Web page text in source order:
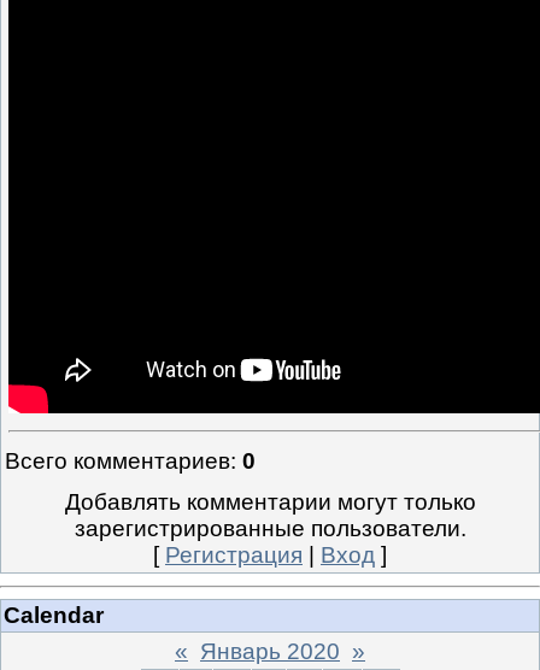
Всего комментариев: 0
Добавлять комментарии могут только
зарегистрированные пользователи.
[ Регистрация Вход ]
Calendar
« Январь 2020 »